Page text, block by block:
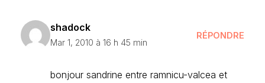
shadock
Mar 1, 2010 à 16 h 45 min
RÉPONDRE
bonjour sandrine entre ramnicu-valcea et